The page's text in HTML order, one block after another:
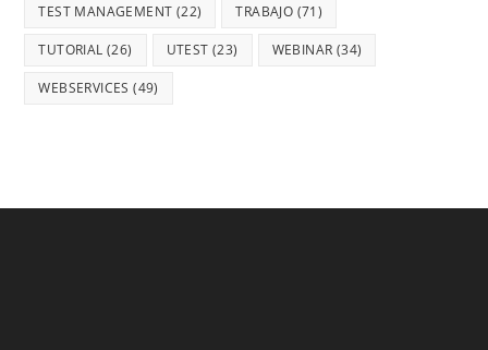
TEST MANAGEMENT (22) TRABAJO (71)
TUTORIAL (26) UTEST (23) WEBINAR (34)
WEBSERVICES (49)